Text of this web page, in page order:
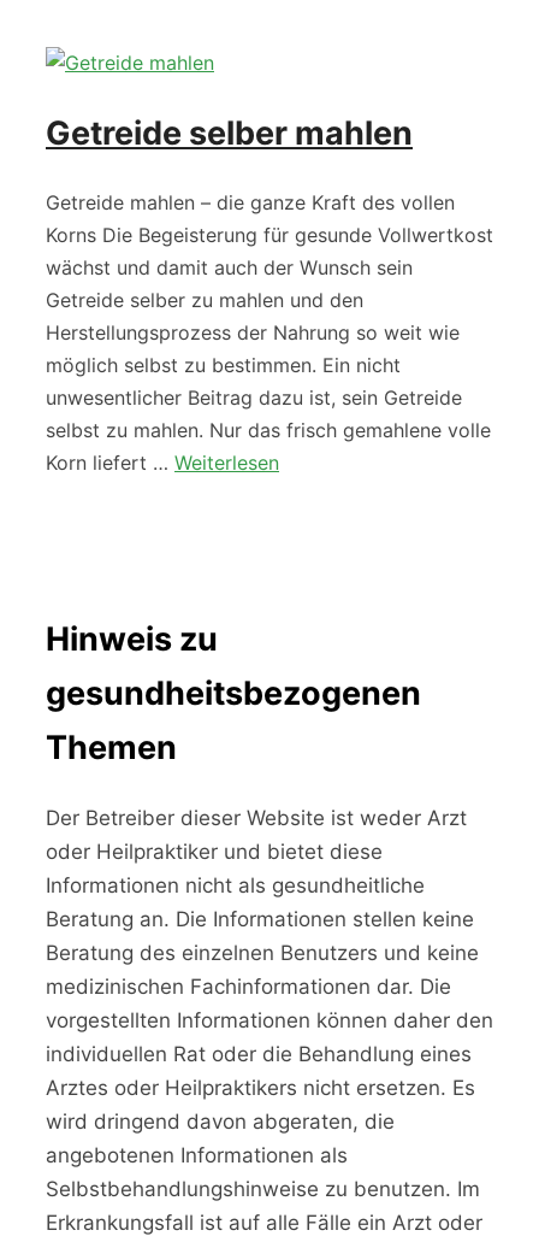
Getreide selber mahlen
Getreide mahlen – die ganze Kraft des vollen
Korns Die Begeisterung für gesunde Vollwertkost
wächst und damit auch der Wunsch sein
Getreide selber zu mahlen und den
Herstellungsprozess der Nahrung so weit wie
möglich selbst zu bestimmen. Ein nicht
unwesentlicher Beitrag dazu ist, sein Getreide
selbst zu mahlen. Nur das frisch gemahlene volle
Korn liefert … Weiterlesen
Hinweis zu
gesundheitsbezogenen
Themen
Der Betreiber dieser Website ist weder Arzt
oder Heilpraktiker und bietet diese
Informationen nicht als gesundheitliche
Beratung an. Die Informationen stellen keine
Beratung des einzelnen Benutzers und keine
medizinischen Fachinformationen dar. Die
vorgestellten Informationen können daher den
individuellen Rat oder die Behandlung eines
Arztes oder Heilpraktikers nicht ersetzen. Es
wird dringend davon abgeraten, die
angebotenen Informationen als
Selbstbehandlungshinweise zu benutzen. Im
Erkrankungsfall ist auf alle Fälle ein Arzt oder